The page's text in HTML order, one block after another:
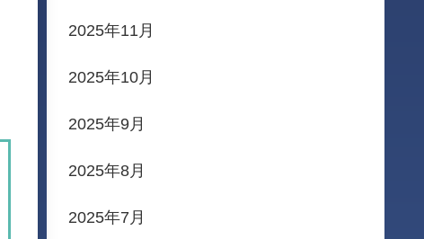
2025年11月
2025年10月
2025年9月
2025年8月
2025年7月